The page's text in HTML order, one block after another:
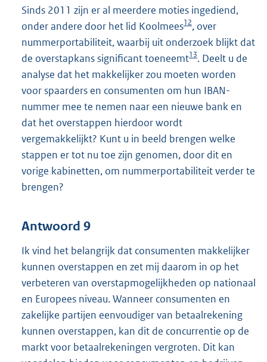
Sinds 2011 zijn er al meerdere moties ingediend,
onder andere door het lid Koolmees12, over
nummerportabiliteit, waarbij uit onderzoek blijkt dat
de overstapkans significant toeneemt13. Deelt u de
analyse dat het makkelijker zou moeten worden
voor spaarders en consumenten om hun IBAN-
nummer mee te nemen naar een nieuwe bank en
dat het overstappen hierdoor wordt
vergemakkelijkt? Kunt u in beeld brengen welke
stappen er tot nu toe zijn genomen, door dit en
vorige kabinetten, om nummerportabiliteit verder te
brengen?
Antwoord 9
Ik vind het belangrijk dat consumenten makkelijker
kunnen overstappen en zet mij daarom in op het
verbeteren van overstapmogelijkheden op nationaal
en Europees niveau. Wanneer consumenten en
zakelijke partijen eenvoudiger van betaalrekening
kunnen overstappen, kan dit de concurrentie op de
markt voor betaalrekeningen vergroten. Dit kan